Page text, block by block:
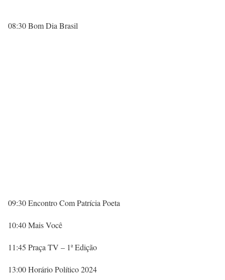
08:30 Bom Dia Brasil
09:30 Encontro Com Patrícia Poeta
10:40 Mais Você
11:45 Praça TV – 1ª Edição
13:00 Horário Político 2024